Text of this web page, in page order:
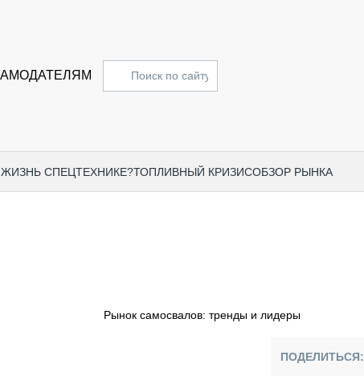
СПЕЦТЕХНИКЕ?ТОПЛИВНЫЙ КРИЗИСОБЗОР РЫНКА
ПОДЪЁМНАЯ ТЕХНИКА
КОММУНАЛЬНАЯ ТЕХНИКА
Рынок самосвалов: тренды и лидеры
ПОДЕЛИТЬСЯ: